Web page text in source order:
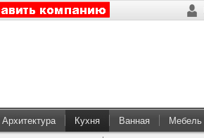
Архитектура Кухня Ванная Мебель